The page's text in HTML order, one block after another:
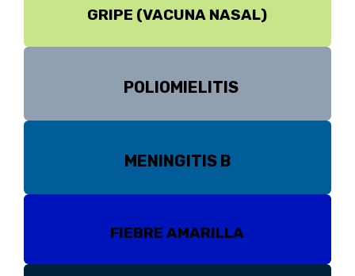
GRIPE (VACUNA NASAL)
POLIOMIELITIS
MENINGITIS B
FIEBRE AMARILLA